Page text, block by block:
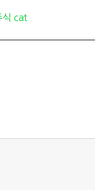
식 cat